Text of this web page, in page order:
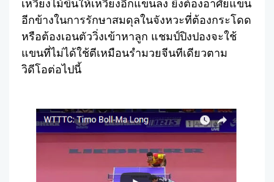
เหวี่ยงไม้ขึ้นให้เหวี่ยงอีกแขนลง ยิ่งต้องอาศัยแขน
อีกข้างในการรักษาสมดุลในจังหวะที่ต้องกระโดด
หรือต้องเอนตัววิ่งเข้าหาลูก แชมป์ปิงปองจะใช้
แขนที่ไม่ได้ใช้ตีเหมือนรำมวยจีนทีเดียวตาม
วิดีโอต่อไปนี้